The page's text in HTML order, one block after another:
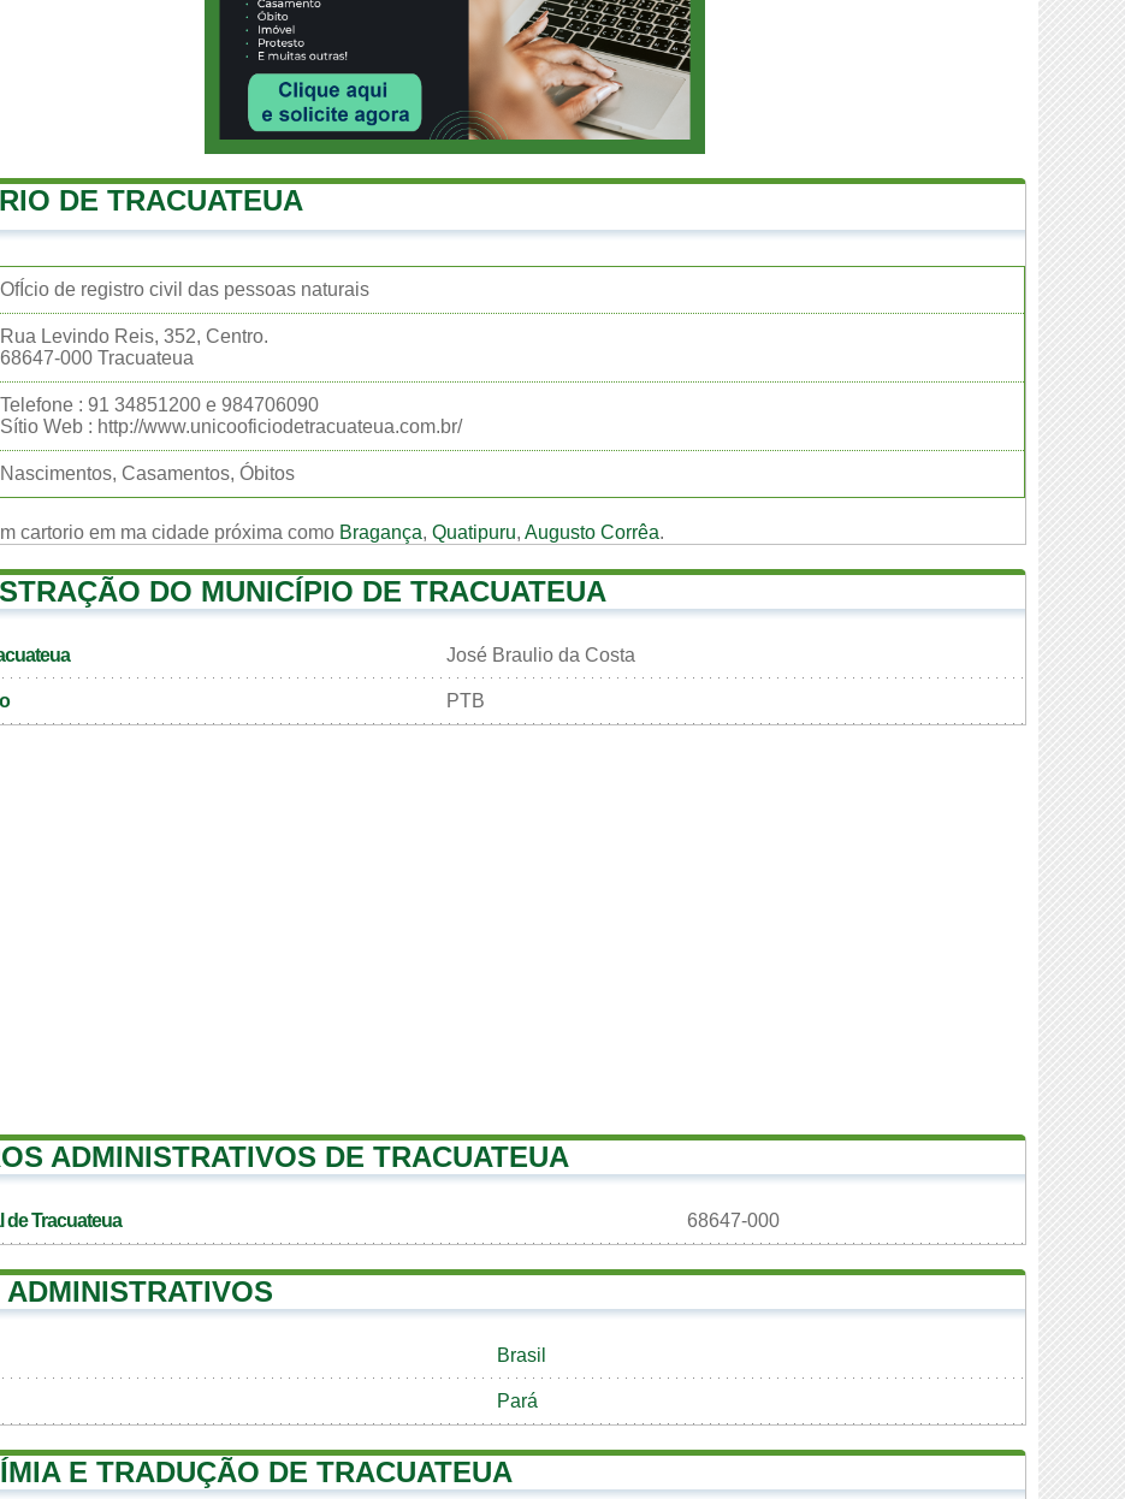
DE TRACUATEUA
OfÍcio de registro civil das pessoas naturais
Rua Levindo Reis, 352, Centro.
68647-000 Tracuateua
Telefone : 91 34851200 e 984706090
Sítio Web : http://www.unicooficiodetracuateua.com.br/
Nascimentos, Casamentos, Óbitos
cartorio em ma cidade próxima como Bragança, Quatipuru, Augusto Corrêa.
DO MUNICÍPIO DE TRACUATEUA
José Braulio da Costa
PTB
ADMINISTRATIVOS DE TRACUATEUA
Tracuateua 68647-000
ADMINISTRATIVOS
Brasil
Pará
E TRADUÇÃO DE TRACUATEUA